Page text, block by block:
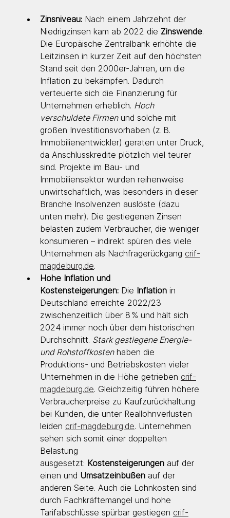
Zinsniveau: Nach einem Jahrzehnt der
Niedrigzinsen kam ab 2022 die Zinswende.
Die Europäische Zentralbank erhöhte die
Leitzinsen in kurzer Zeit auf den höchsten
Stand seit den 2000er-Jahren, um die
Inflation zu bekämpfen. Dadurch
verteuerte sich die Finanzierung für
Unternehmen erheblich. Hoch
verschuldete Firmen und solche mit
großen Investitionsvorhaben (z. B.
Immobilienentwickler) geraten unter Druck,
da Anschlusskredite plötzlich viel teurer
sind. Projekte im Bau- und
Immobiliensektor wurden reihenweise
unwirtschaftlich, was besonders in dieser
Branche Insolvenzen auslöste (dazu
unten mehr). Die gestiegenen Zinsen
belasten zudem Verbraucher, die weniger
konsumieren – indirekt spüren dies viele
Unternehmen als Nachfragerückgang crif-
magdeburg.de.
Hohe Inflation und
Kostensteigerungen: Die Inflation in
Deutschland erreichte 2022/23
zwischenzeitlich über 8 % und hält sich
2024 immer noch über dem historischen
Durchschnitt. Stark gestiegene Energie-
und Rohstoffkosten haben die
Produktions- und Betriebskosten vieler
Unternehmen in die Höhe getrieben crif-
magdeburg.de. Gleichzeitig führen höhere
Verbraucherpreise zu Kaufzurückhaltung
bei Kunden, die unter Reallohnverlusten
leiden crif-magdeburg.de. Unternehmen
sehen sich somit einer doppelten
Belastung
ausgesetzt: Kostensteigerungen auf der
einen und Umsatzeinbußen auf der
anderen Seite. Auch die Lohnkosten sind
durch Fachkräftemangel und hohe
Tarifabschlüsse spürbar gestiegen crif-